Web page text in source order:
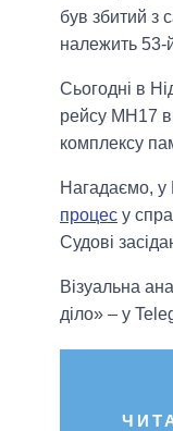
був збитий з
належить 53-
Сьогодні в
рейсу МН17
комплексу
Нагадаємо, у
процес у
Судові
Візуальна
діло» – у